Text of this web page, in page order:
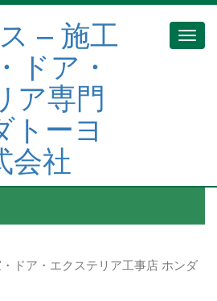
ドア・エクステリア工事店 ホンダ